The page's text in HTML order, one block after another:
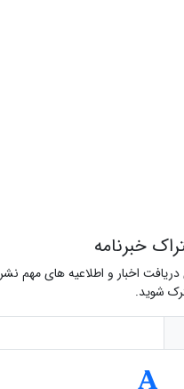
خبرنامه
دریافت اخبار و اطلاعیه های مهم
شوید.